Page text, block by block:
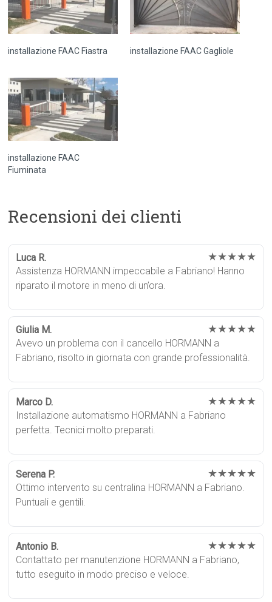
installazione FAAC Fiastra installazione FAAC Gagliole
installazione FAAC
Fiuminata
Recensioni dei clienti
Luca R. ★★★★★
Assistenza HORMANN impeccabile a Fabriano! Hanno
riparato il motore in meno di un’ora.
Giulia M. ★★★★★
Avevo un problema con il cancello HORMANN a
Fabriano, risolto in giornata con grande professionalità.
Marco D. ★★★★★
Installazione automatismo HORMANN a Fabriano
perfetta. Tecnici molto preparati.
Serena P. ★★★★★
Ottimo intervento su centralina HORMANN a Fabriano.
Puntuali e gentili.
Antonio B. ★★★★★
Contattato per manutenzione HORMANN a Fabriano,
tutto eseguito in modo preciso e veloce.